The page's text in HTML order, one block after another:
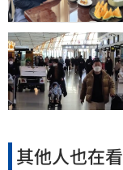
其他人也在看